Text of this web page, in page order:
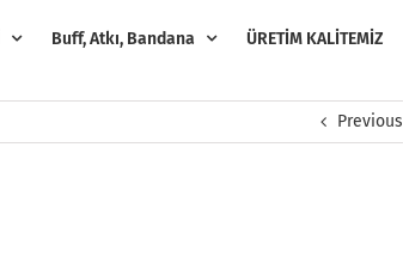
Buff, Atkı, Bandana ÜRETİM KALİTEMİZ
Previous